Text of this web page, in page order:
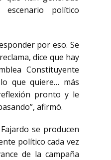
político
por eso. Se
dice que hay
Constituyente
que quiere… más
pronto y le
afirmó.
se producen
político cada vez
de la campaña